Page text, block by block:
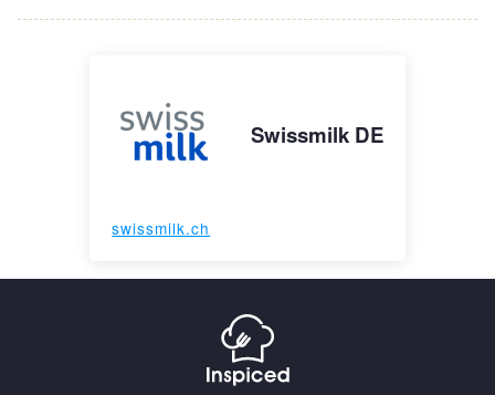
Swissmilk DE
swissmilk.ch